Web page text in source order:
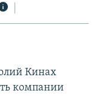
Кинах
компании